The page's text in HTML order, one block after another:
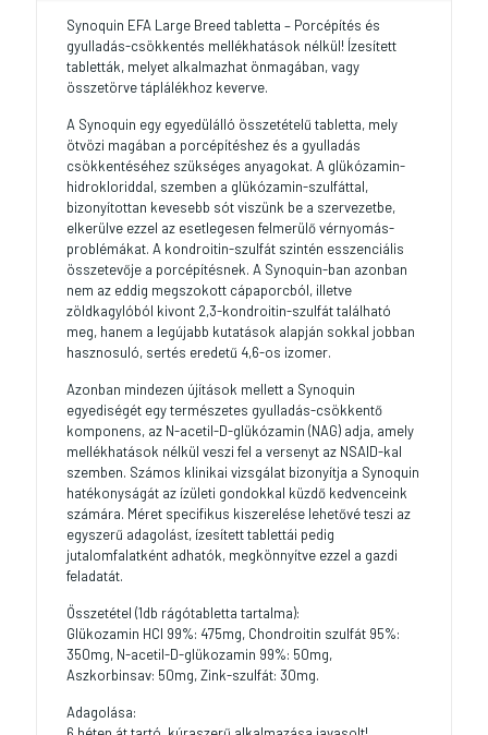
Synoquin EFA Large Breed tabletta – Porcépítés és
gyulladás-csökkentés mellékhatások nélkül! Ízesített
tabletták, melyet alkalmazhat önmagában, vagy
összetörve táplálékhoz keverve.
A Synoquin egy egyedülálló összetételű tabletta, mely
ötvözi magában a porcépítéshez és a gyulladás
csökkentéséhez szükséges anyagokat. A glükózamin-
hidrokloriddal, szemben a glükózamin-szulfáttal,
bizonyítottan kevesebb sót viszünk be a szervezetbe,
elkerülve ezzel az esetlegesen felmerülő vérnyomás-
problémákat. A kondroitin-szulfát szintén esszenciális
összetevője a porcépítésnek. A Synoquin-ban azonban
nem az eddig megszokott cápaporcból, illetve
zöldkagylóból kivont 2,3-kondroitin-szulfát található
meg, hanem a legújabb kutatások alapján sokkal jobban
hasznosuló, sertés eredetű 4,6-os izomer.
Azonban mindezen újítások mellett a Synoquin
egyediségét egy természetes gyulladás-csökkentő
komponens, az N-acetil-D-glükózamin (NAG) adja, amely
mellékhatások nélkül veszi fel a versenyt az NSAID-kal
szemben. Számos klinikai vizsgálat bizonyítja a Synoquin
hatékonyságát az ízületi gondokkal küzdő kedvenceink
számára. Méret specifikus kiszerelése lehetővé teszi az
egyszerű adagolást, ízesített tablettái pedig
jutalomfalatként adhatók, megkönnyítve ezzel a gazdi
feladatát.
Összetétel (1db rágótabletta tartalma):
Glükozamin HCl 99%: 475mg, Chondroitin szulfát 95%:
350mg, N-acetil-D-glükozamin 99%: 50mg,
Aszkorbinsav: 50mg, Zink-szulfát: 30mg.
Adagolása: